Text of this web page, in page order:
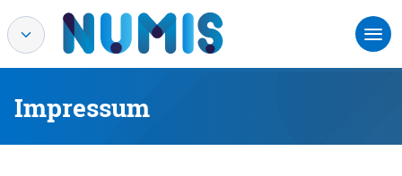
Impressum